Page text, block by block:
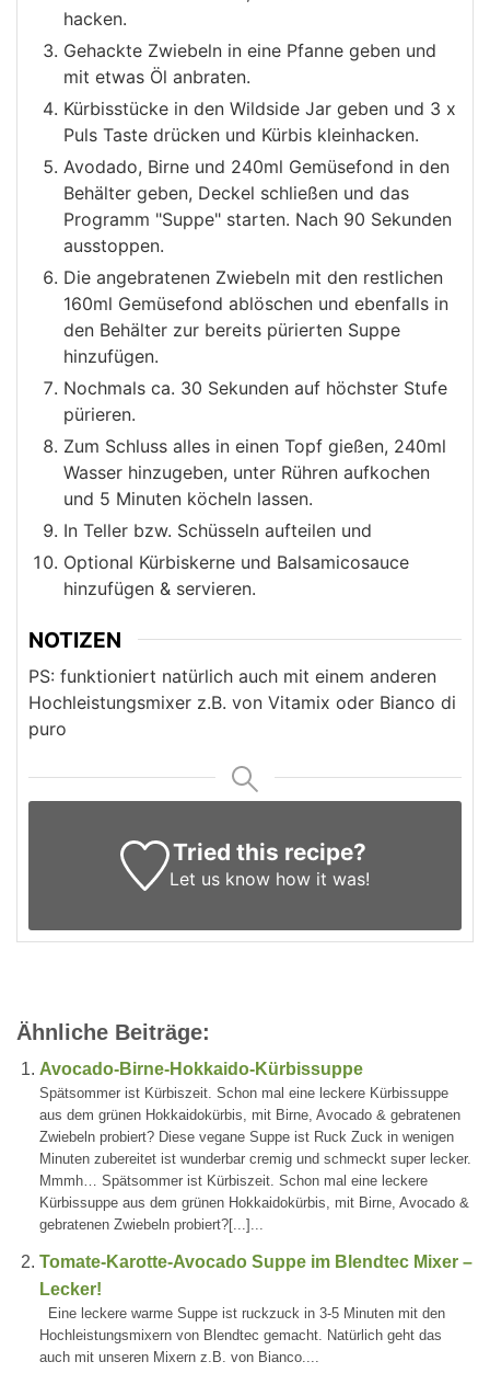
hacken.
Gehackte Zwiebeln in eine Pfanne geben und
mit etwas Öl anbraten.
Kürbisstücke in den Wildside Jar geben und 3 x
Puls Taste drücken und Kürbis kleinhacken.
Avodado, Birne und 240ml Gemüsefond in den
Behälter geben, Deckel schließen und das
Programm "Suppe" starten. Nach 90 Sekunden
ausstoppen.
Die angebratenen Zwiebeln mit den restlichen
160ml Gemüsefond ablöschen und ebenfalls in
den Behälter zur bereits pürierten Suppe
hinzufügen.
Nochmals ca. 30 Sekunden auf höchster Stufe
pürieren.
Zum Schluss alles in einen Topf gießen, 240ml
Wasser hinzugeben, unter Rühren aufkochen
und 5 Minuten köcheln lassen.
In Teller bzw. Schüsseln aufteilen und
Optional Kürbiskerne und Balsamicosauce
hinzufügen & servieren.
NOTIZEN
PS: funktioniert natürlich auch mit einem anderen
Hochleistungsmixer z.B. von Vitamix oder Bianco di
puro
Tried this recipe?
Let us know how it was!
Ähnliche Beiträge:
Avocado-Birne-Hokkaido-Kürbissuppe
Spätsommer ist Kürbiszeit. Schon mal eine leckere Kürbissuppe
aus dem grünen Hokkaidokürbis, mit Birne, Avocado & gebratenen
Zwiebeln probiert? Diese vegane Suppe ist Ruck Zuck in wenigen
Minuten zubereitet ist wunderbar cremig und schmeckt super lecker.
Mmmh… Spätsommer ist Kürbiszeit. Schon mal eine leckere
Kürbissuppe aus dem grünen Hokkaidokürbis, mit Birne, Avocado &
gebratenen Zwiebeln probiert?[...]...
Tomate-Karotte-Avocado Suppe im Blendtec Mixer –
Lecker!
Eine leckere warme Suppe ist ruckzuck in 3-5 Minuten mit den
Hochleistungsmixern von Blendtec gemacht. Natürlich geht das
auch mit unseren Mixern z.B. von Bianco....